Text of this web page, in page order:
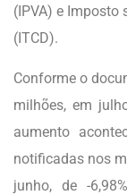
(IPVA) e
(ITCD).
Conforme o
milhões, em
aumento
notificadas nos
junho, de -